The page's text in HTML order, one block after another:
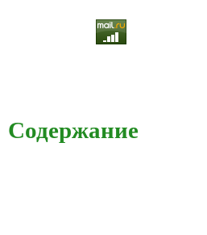
Содержание